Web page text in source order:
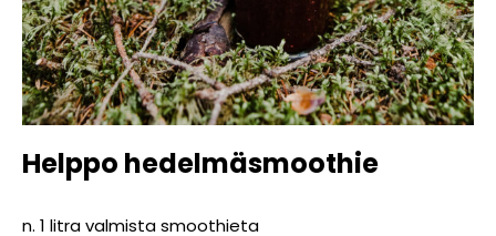
Helppo hedelmäsmoothie
n. 1 litra valmista smoothieta